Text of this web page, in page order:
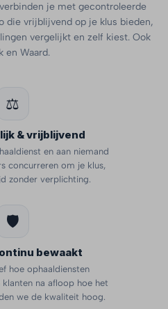
je met gecontroleerde
die vrijblijvend op je klus bieden,
vergelijkt en zelf kiest. Ook
en Waard.
⚖️
& vrijblijvend
en aan niemand
concurreren om je klus,
zonder verplichting.
🛡️
bewaakt
hoe ophaaldiensten
na afloop hoe het
we de kwaliteit hoog.